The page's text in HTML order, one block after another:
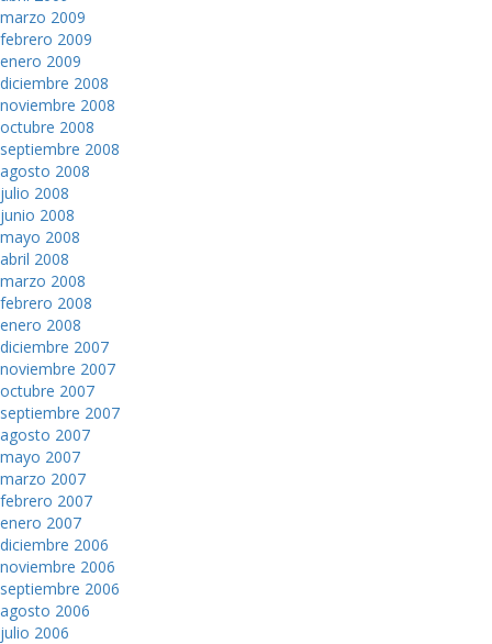
marzo 2009
febrero 2009
enero 2009
diciembre 2008
noviembre 2008
octubre 2008
septiembre 2008
agosto 2008
julio 2008
junio 2008
mayo 2008
abril 2008
marzo 2008
febrero 2008
enero 2008
diciembre 2007
noviembre 2007
octubre 2007
septiembre 2007
agosto 2007
mayo 2007
marzo 2007
febrero 2007
enero 2007
diciembre 2006
noviembre 2006
septiembre 2006
agosto 2006
julio 2006